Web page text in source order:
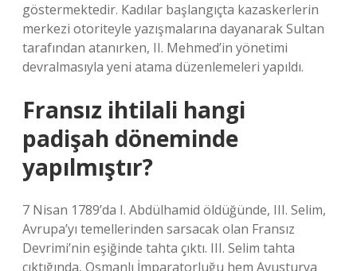
göstermektedir. Kadılar başlangıçta kazaskerlerin
merkezi otoriteyle yazışmalarına dayanarak Sultan
tarafından atanırken, II. Mehmed’in yönetimi
devralmasıyla yeni atama düzenlemeleri yapıldı.
Fransız ihtilali hangi
padişah döneminde
yapılmıştır?
7 Nisan 1789’da I. Abdülhamid öldüğünde, III. Selim,
Avrupa’yı temellerinden sarsacak olan Fransız
Devrimi’nin eşiğinde tahta çıktı. III. Selim tahta
çıktığında, Osmanlı İmparatorluğu hem Avusturya